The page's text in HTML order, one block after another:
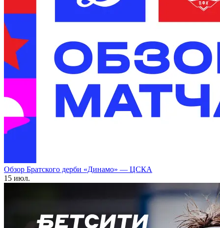
Обзор Братского дерби «Динамо» — ЦСКА
15 июл.